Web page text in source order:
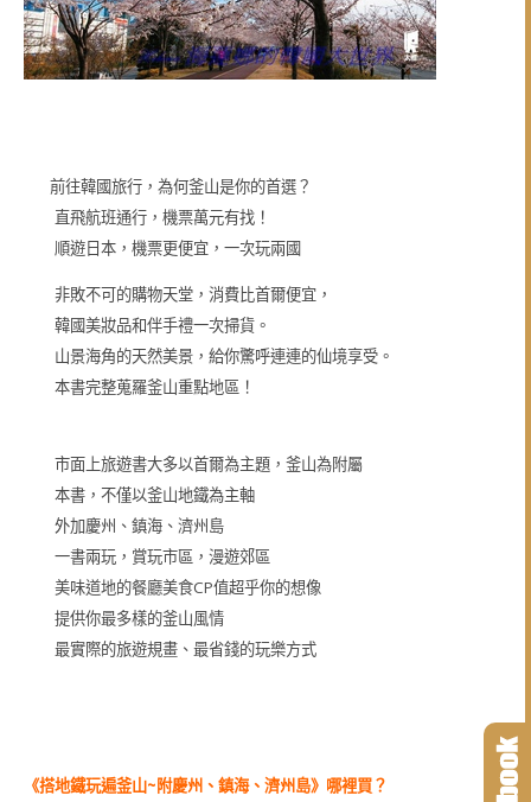
前往韓國旅行，為何釜山是你的首選？
直飛航班通行，機票萬元有找！
順遊日本，機票更便宜，一次玩兩國
非敗不可的購物天堂，消費比首爾便宜，
韓國美妝品和伴手禮一次掃貨。
山景海角的天然美景，給你驚呼連連的仙境享受。
本書完整蒐羅釜山重點地區！
市面上旅遊書大多以首爾為主題，釜山為附屬
本書，不僅以釜山地鐵為主軸
外加慶州、鎮海、濟州島
一書兩玩，賞玩市區，漫遊郊區
美味道地的餐廳美食CP值超乎你的想像
提供你最多樣的釜山風情
最實際的旅遊規畫、最省錢的玩樂方式
《搭地鐵玩遍釜山~ 附慶州、鎮海、濟州島》 哪裡買？